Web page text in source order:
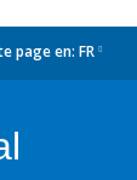
page en: FR